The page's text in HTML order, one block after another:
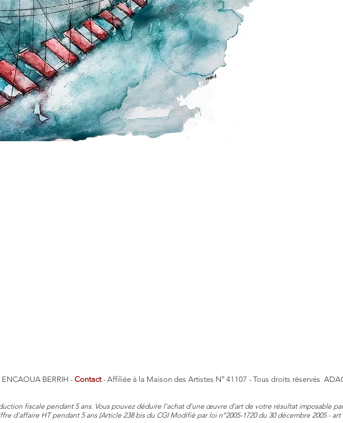
BERRIH -Contact- Affiliée à la Maison des Artistes N° 41107 - Tous droits réservés
fiscale pendant 5 ans. Vous pouvez déduire l'achat d'une œuvre d'art de votre résultat imposable
d'affaire HT pendant 5 ans (Article 238 bis du CGI Modifié par loi n°2005-1720 du 30 décembre 2005 - art